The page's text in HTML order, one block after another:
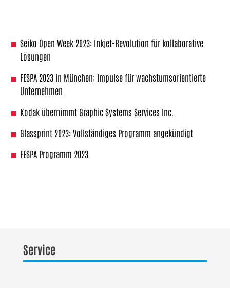
Seiko Open Week 2023: Inkjet-Revolution für kollaborative
Lösungen
FESPA 2023 in München: Impulse für wachstumsorientierte
Unternehmen
Kodak übernimmt Graphic Systems Services Inc.
Glassprint 2023: Vollständiges Programm angekündigt
FESPA Programm 2023
Service